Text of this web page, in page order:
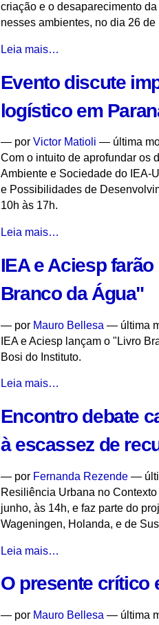
lições
não
de
-
criação e o desaparecimento
nesses ambientes, no dia 26
Seminário
engajamento
para
de
ecossistemas
-
Leia mais…
Evento discute
logístico em
— por Victor Matioli — última
Com o intuito de aprofundar os
Ambiente e Sociedade do IEA-
e Possibilidades de
10h às 17h.
Evento
impacto
de
centro
logístico
em
-
Leia mais…
IEA e Aciesp
Branco da Água"
— por Mauro Bellesa — última
IEA e Aciesp lançam o "Livro
Bosi do Instituto.
IEA
Aciesp
evento
lançamento
do
"Livro
Branco
Água"
Leia mais…
Encontro debate
à escassez de
— por Fernanda Rezende—
Resiliência Urbana no
junho, às 14h, e faz parte do
Wageningen, Holanda, e de
Encontro
capacidade
cidades
Leia mais…
O presente crítico
— por Mauro Bellesa — última